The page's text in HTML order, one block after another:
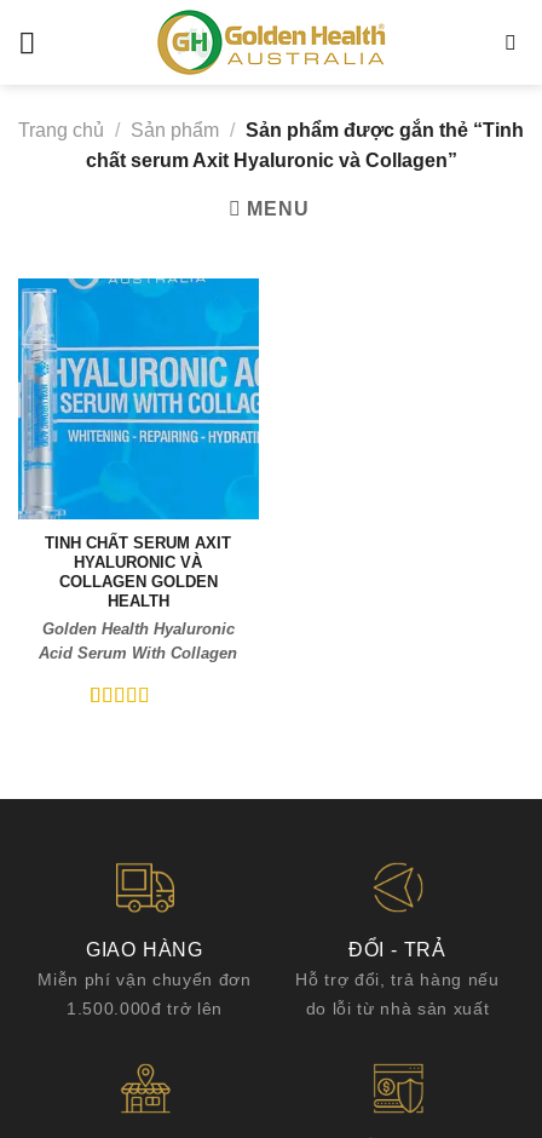
Tinh
serum
Golden
Health
Australia
Trang chủ / Sản phẩm / Sản phẩm được gắn thẻ “Tinh
chất serum Axit Hyaluronic và Collagen”
MENU
TINH CHẤT SERUM AXIT
HYALURONIC VÀ
COLLAGEN GOLDEN
HEALTH
Golden Health Hyaluronic
Acid Serum With Collagen
GIAO HÀNG
Miễn phí vận chuyển đơn
1.500.000đ trở lên
ĐỔI - TRẢ
Hỗ trợ đổi, trả hàng nếu
do lỗi từ nhà sản xuất